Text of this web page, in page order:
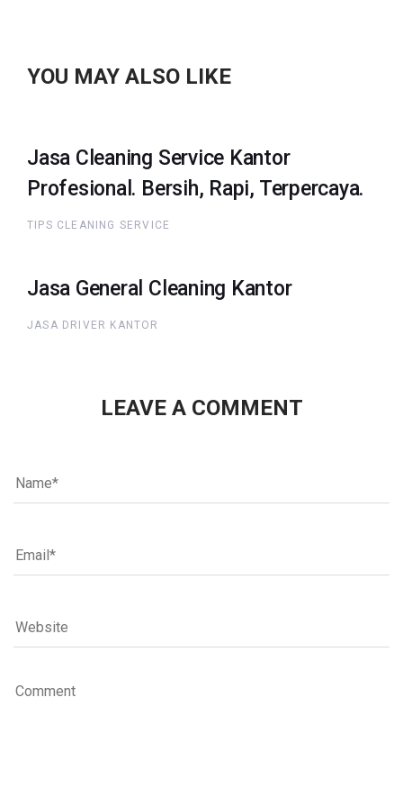
YOU MAY ALSO LIKE
Jasa Cleaning Service Kantor
Profesional. Bersih, Rapi, Terpercaya.
TIPS CLEANING SERVICE
Jasa General Cleaning Kantor
JASA DRIVER KANTOR
LEAVE A COMMENT